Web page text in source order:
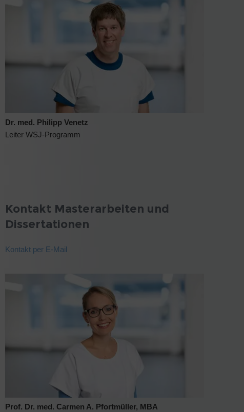
Dr. med. Philipp Venetz
Leiter WSJ-Programm
Kontakt Masterarbeiten und
Dissertationen
Kontakt per E-Mail
Prof. Dr. med. Carmen A. Pfortmüller, MBA